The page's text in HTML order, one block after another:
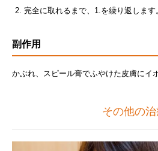
完全に取れるまで、1.を繰り返します。
副作用
かぶれ、スピール膏でふやけた皮膚にイ
その他の治